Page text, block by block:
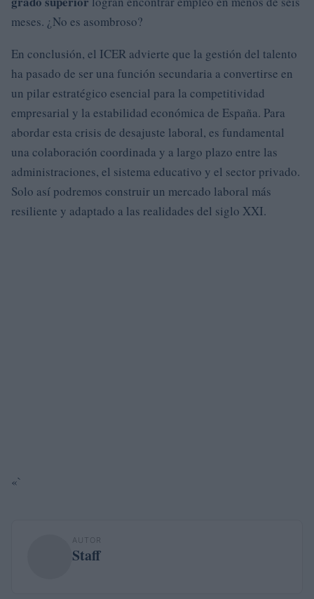
meses. ¿No es asombroso?
En conclusión, el ICER advierte que la gestión del talento
ha pasado de ser una función secundaria a convertirse en
un pilar estratégico esencial para la competitividad
empresarial y la estabilidad económica de España. Para
abordar esta crisis de desajuste laboral, es fundamental
una colaboración coordinada y a largo plazo entre las
administraciones, el sistema educativo y el sector privado.
Solo así podremos construir un mercado laboral más
resiliente y adaptado a las realidades del siglo XXI.
«`
AUTOR
Staff